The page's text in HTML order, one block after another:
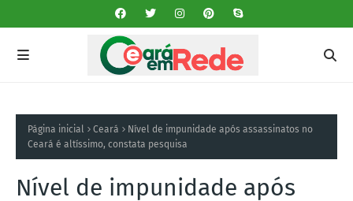
Página inicial Ceará
Nível de impunidade após assassinatos no
Ceará é altíssimo, constata pesquisa
Nível de impunidade após